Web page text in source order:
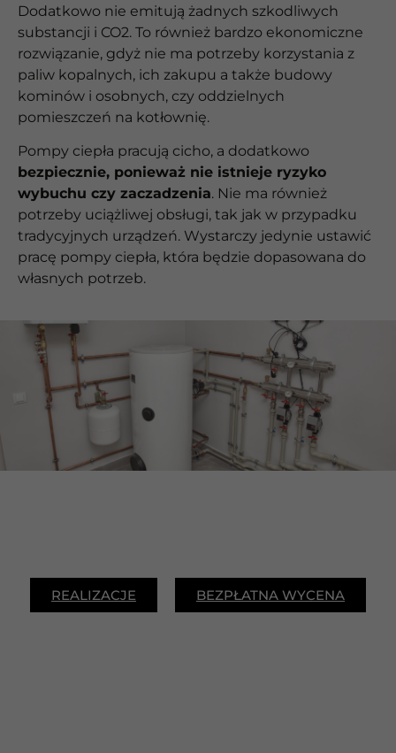
Dodatkowo nie emitują żadnych szkodliwych
substancji i CO2. To również bardzo ekonomiczne
rozwiązanie, gdyż nie ma potrzeby korzystania z
paliw kopalnych, ich zakupu a także budowy
kominów i osobnych, czy oddzielnych
pomieszczeń na kotłownię.
Pompy ciepła pracują cicho, a dodatkowo
bezpiecznie, ponieważ nie istnieje ryzyko
wybuchu czy zaczadzenia. Nie ma również
potrzeby uciążliwej obsługi, tak jak w przypadku
tradycyjnych urządzeń. Wystarczy jedynie ustawić
pracę pompy ciepła, która będzie dopasowana do
własnych potrzeb.
REALIZACJE BEZPŁATNA WYCENA